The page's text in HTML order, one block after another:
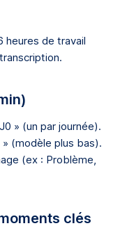
heures de travail
» (un par journée).
(modèle plus bas).
(ex : Problème,
clés